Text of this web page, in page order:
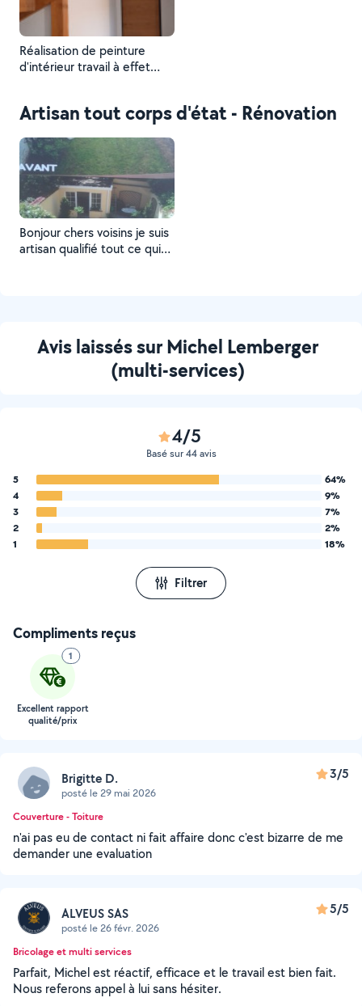
Réalisation de peinture
d'intérieur travail à effet
Artisan tout corps d'état - Rénovation
Bonjour chers voisins je suis
artisan qualifié tout ce qui
cordialement
Avis laissés sur Michel Lemberger
(multi-services)
4/5
Basé sur 44 avis
5
64%
4
9%
3
7%
2
2%
1
18%
Filtrer
Compliments reçus
1
Excellent rapport
qualité/prix
Brigitte D.
posté le 29 mai 2026
3/5
Couverture - Toiture
n'ai pas eu de contact ni fait affaire donc c'est bizarre de me
demander une evaluation
ALVEUS SAS
posté le 26 févr. 2026
5/5
Bricolage et multi services
Parfait, Michel est réactif, efficace et le travail est bien fait.
Nous referons appel à lui sans hésiter.